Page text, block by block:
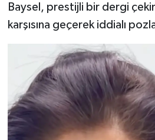
Baysel, prestijli bir dergi
karşısına geçerek iddialı